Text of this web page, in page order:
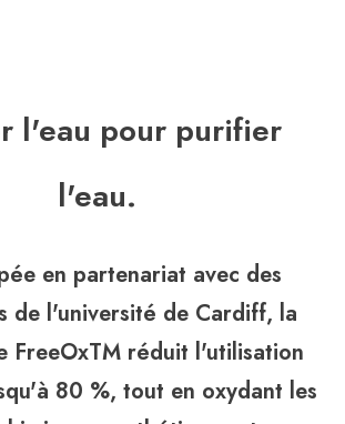
l'eau pour purifier
l'eau.
en partenariat avec des
de l'université de Cardiff, la
FreeOxTM réduit l'utilisation
80 %, tout en oxydant les